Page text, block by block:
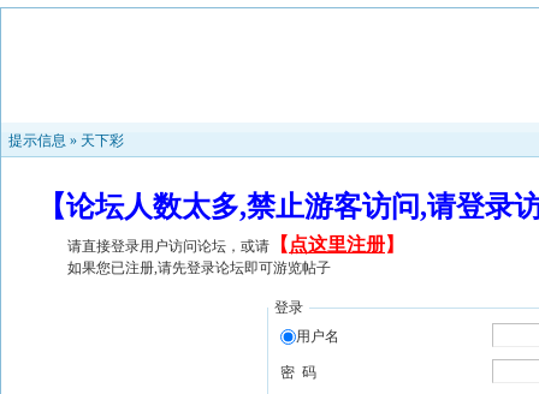
提示信息 » 天下彩
【论坛人数太多,禁止游客访问,请登
请直接登录用户访问论坛，或请 【 点这里注册】
如果您已注册,请先登录论坛即可游览帖子
登录
用户名
密 码